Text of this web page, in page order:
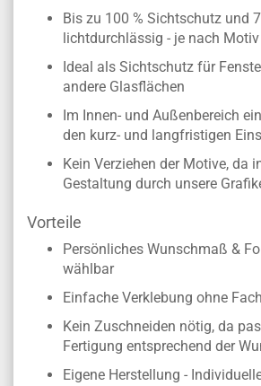
Bis zu 100 % Sichtschutz und
lichtdurchlässig - je nach Motiv
Ideal als Sichtschutz für
andere Glasflächen
Im Innen- und Außenbereich
den kurz- und langfristigen
Kein Verziehen der Motive, da
Gestaltung durch unsere
Vorteile
Persönliches Wunschmaß &
wählbar
Einfache Verklebung ohne
Kein Zuschneiden nötig, da
Fertigung entsprechend der
Eigene Herstellung -